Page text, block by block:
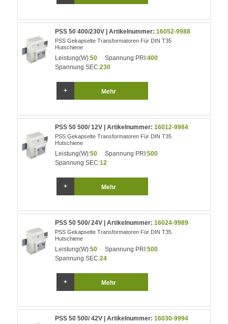
PSS 50 400/230V | Artikelnummer:16052-9988
PSS Gekapselte Transformatoren Für DIN T35
Hutschiene
Leistung(W):50 Spannung PRI:400
Spannung SEC:230
Mehr
PSS 50 500/ 12V | Artikelnummer:16012-9984
PSS Gekapselte Transformatoren Für DIN T35
Hutschiene
Leistung(W):50 Spannung PRI:500
Spannung SEC:12
Mehr
PSS 50 500/ 24V | Artikelnummer:16024-9989
PSS Gekapselte Transformatoren Für DIN T35
Hutschiene
Leistung(W):50 Spannung PRI:500
Spannung SEC:24
Mehr
PSS 50 500/ 42V | Artikelnummer:16030-9994